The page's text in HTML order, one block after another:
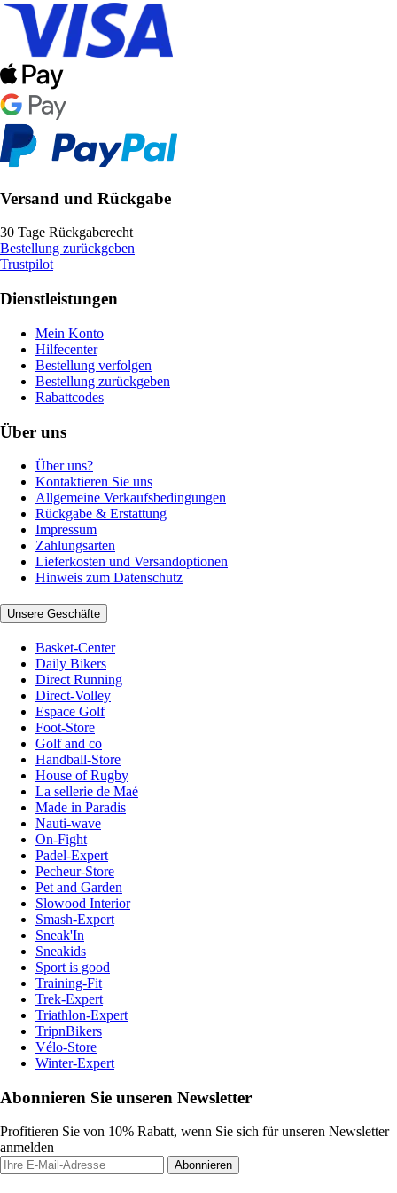
Versand und Rückgabe
30 Tage Rückgaberecht
Bestellung zurückgeben
Trustpilot
Dienstleistungen
Mein Konto
Hilfecenter
Bestellung verfolgen
Bestellung zurückgeben
Rabattcodes
Über uns
Über uns?
Kontaktieren Sie uns
Allgemeine Verkaufsbedingungen
Rückgabe & Erstattung
Impressum
Zahlungsarten
Lieferkosten und Versandoptionen
Hinweis zum Datenschutz
Unsere Geschäfte
Basket-Center
Daily Bikers
Direct Running
Direct-Volley
Espace Golf
Foot-Store
Golf and co
Handball-Store
House of Rugby
La sellerie de Maé
Made in Paradis
Nauti-wave
On-Fight
Padel-Expert
Pecheur-Store
Pet and Garden
Slowood Interior
Smash-Expert
Sneak'In
Sneakids
Sport is good
Training-Fit
Trek-Expert
Triathlon-Expert
TripnBikers
Vélo-Store
Winter-Expert
Abonnieren Sie unseren Newsletter
Profitieren Sie von 10% Rabatt, wenn Sie sich für unseren Newsletter
anmelden
Abonnieren